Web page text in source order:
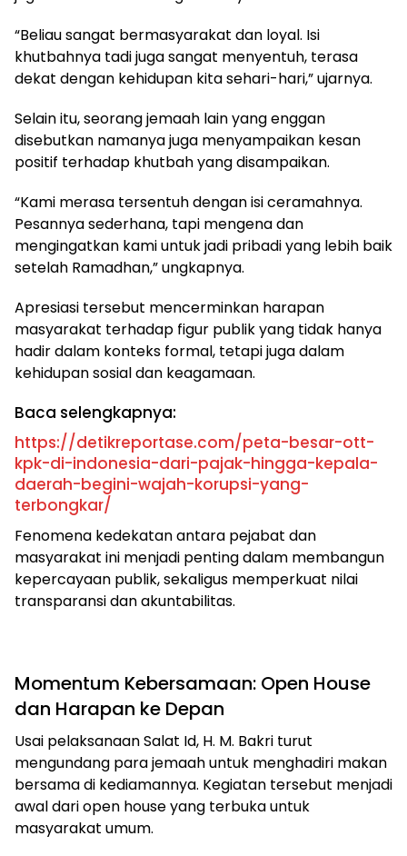
“Beliau sangat bermasyarakat dan loyal. Isi
khutbahnya tadi juga sangat menyentuh, terasa
dekat dengan kehidupan kita sehari-hari,” ujarnya.
Selain itu, seorang jemaah lain yang enggan
disebutkan namanya juga menyampaikan kesan
positif terhadap khutbah yang disampaikan.
“Kami merasa tersentuh dengan isi ceramahnya.
Pesannya sederhana, tapi mengena dan
mengingatkan kami untuk jadi pribadi yang lebih baik
setelah Ramadhan,” ungkapnya.
Apresiasi tersebut mencerminkan harapan
masyarakat terhadap figur publik yang tidak hanya
hadir dalam konteks formal, tetapi juga dalam
kehidupan sosial dan keagamaan.
Baca selengkapnya:
https://detikreportase.com/peta-besar-ott-
kpk-di-indonesia-dari-pajak-hingga-kepala-
daerah-begini-wajah-korupsi-yang-
terbongkar/
Fenomena kedekatan antara pejabat dan
masyarakat ini menjadi penting dalam membangun
kepercayaan publik, sekaligus memperkuat nilai
transparansi dan akuntabilitas.
Momentum Kebersamaan: Open House
dan Harapan ke Depan
Usai pelaksanaan Salat Id, H. M. Bakri turut
mengundang para jemaah untuk menghadiri makan
bersama di kediamannya. Kegiatan tersebut menjadi
awal dari open house yang terbuka untuk
masyarakat umum.